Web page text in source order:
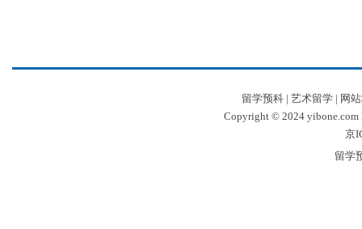
留学预科| 艺术留学| 网
Copyright © 2024 yibone.com
京
留学